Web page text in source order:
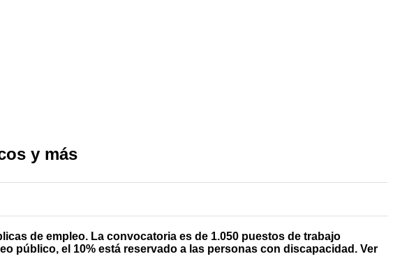
y más
de empleo. La convocatoria es de 1.050 puestos de trabajo
público, el 10% está reservado a las personas con discapacidad. Ver